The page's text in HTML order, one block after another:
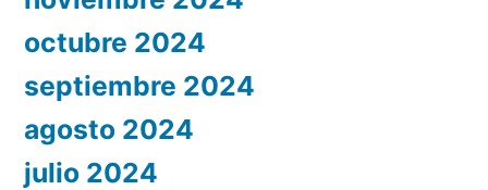
octubre 2024
septiembre 2024
agosto 2024
julio 2024